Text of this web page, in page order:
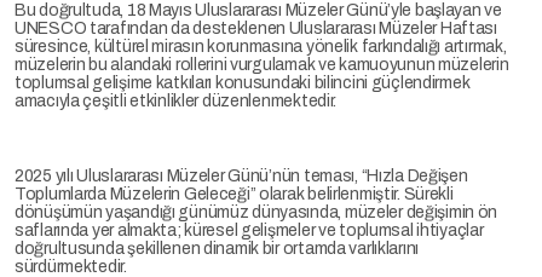
Bu doğrultuda, 18 Mayıs Uluslararası Müzeler Günü’yle başlayan ve
UNESCO tarafından da desteklenen Uluslararası Müzeler Haftası
süresince, kültürel mirasın korunmasına yönelik farkındalığı artırmak,
müzelerin bu alandaki rollerini vurgulamak ve kamuoyunun müzelerin
toplumsal gelişime katkıları konusundaki bilincini güçlendirmek
amacıyla çeşitli etkinlikler düzenlenmektedir.
2025 yılı Uluslararası Müzeler Günü’nün teması, “Hızla Değişen
Toplumlarda Müzelerin Geleceği” olarak belirlenmiştir. Sürekli
dönüşümün yaşandığı günümüz dünyasında, müzeler değişimin ön
saflarında yer almakta; küresel gelişmeler ve toplumsal ihtiyaçlar
doğrultusunda şekillenen dinamik bir ortamda varlıklarını
sürdürmektedir.